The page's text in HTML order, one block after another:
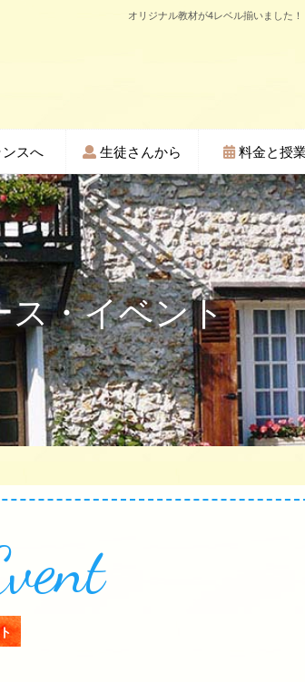
オリジナル教材が4レベル揃いまし
スへ 生徒さんから 料金と授業
ス・イベント